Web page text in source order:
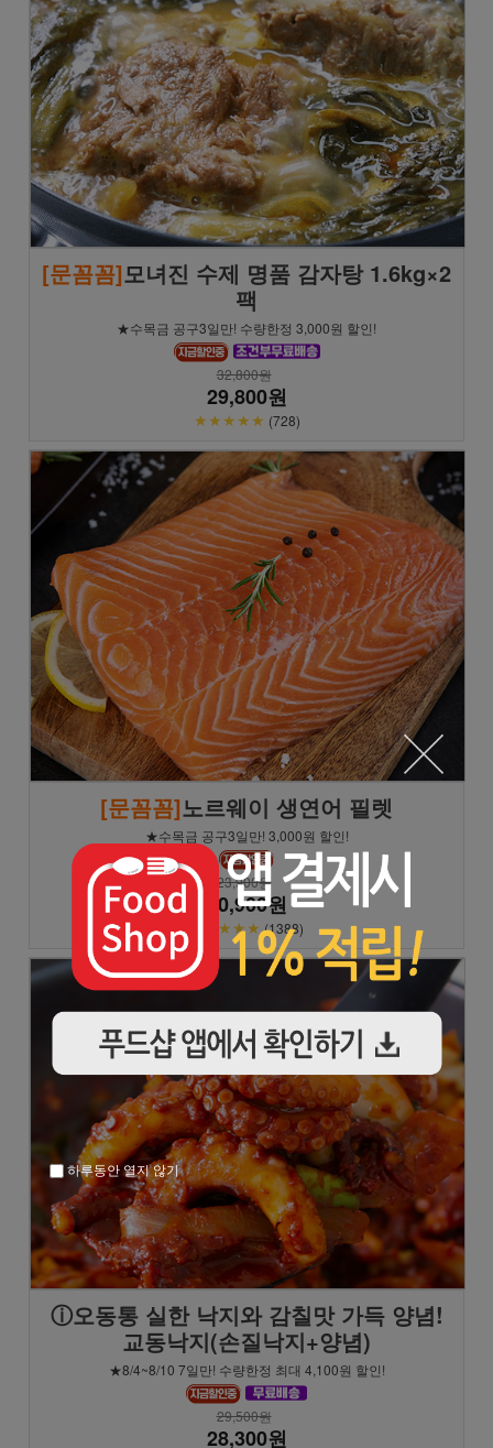
[문꼼꼼]모녀진 수제 명품 감자탕 1.6kg×2
팩
★수목금 공구3일만! 수량한정 3,000원 할인!
32,800원
29,800원
★★★★★ (728)
[문꼼꼼]노르웨이 생연어 필렛
★수목금 공구3일만! 3,000원 할인!
23,900원
20,900원
★★★★★(1388)
ⓘ오동통 실한 낙지와 감칠맛 가득 양념!
교동낙지(손질낙지+양념)
★8/4~8/10 7일만! 수량한정 최대 4,100원 할인!
29,500원
28,300원
하루동안 열지 않기